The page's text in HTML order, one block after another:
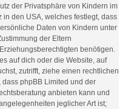
der Privatsphäre von Kindern im
in den USA, welches festlegt, dass
Daten von Kindern unter
der Eltern
benötigen.
auf dich oder die Website, auf
zutrifft, ziehe einen rechtlichen
dass phpBB Limited und der
anbieten kann und
jeglicher Art ist;